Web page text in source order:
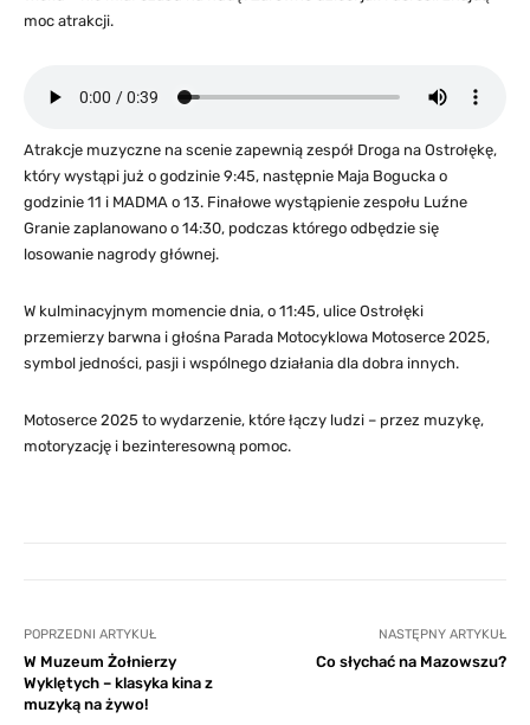
moc atrakcji.
Atrakcje muzyczne na scenie zapewnią zespół Droga na Ostrołękę,
który wystąpi już o godzinie 9:45, następnie Maja Bogucka o
godzinie 11 i MADMA o 13. Finałowe wystąpienie zespołu Luźne
Granie zaplanowano o 14:30, podczas którego odbędzie się
losowanie nagrody głównej.
W kulminacyjnym momencie dnia, o 11:45, ulice Ostrołęki
przemierzy barwna i głośna Parada Motocyklowa Motoserce 2025,
symbol jedności, pasji i wspólnego działania dla dobra innych.
Motoserce 2025 to wydarzenie, które łączy ludzi – przez muzykę,
motoryzację i bezinteresowną pomoc.
POPRZEDNI ARTYKUŁ
W Muzeum Żołnierzy
Wyklętych – klasyka kina z
muzyką na żywo!
NASTĘPNY ARTYKUŁ
Co słychać na Mazowszu?